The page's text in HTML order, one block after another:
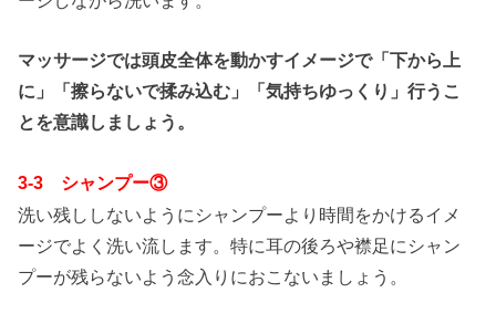
マッサージでは頭皮全体を動かすイメージで「下から上
に」「擦らないで揉み込む」「気持ちゆっくり」行うこ
とを意識しましょう。
3-3 シャンプー③
洗い残ししないようにシャンプーより時間をかけるイメ
ージでよく洗い流します。特に耳の後ろや襟足にシャン
プーが残らないよう念入りにおこないましょう。